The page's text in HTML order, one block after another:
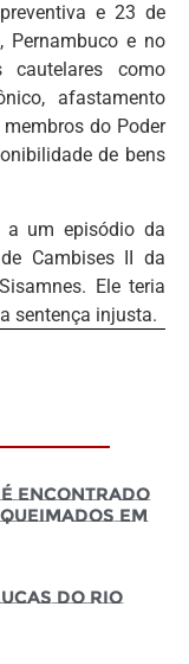
e 23 de
Pernambuco e no
cautelares como
afastamento
do Poder
de bens
a um episódio da
Cambises II da
Ele teria
sentença injusta.
é encontrado
em
do Rio